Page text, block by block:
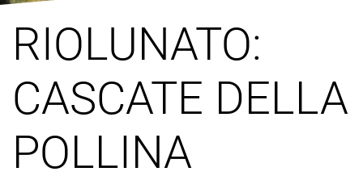
RIOLUNATO:
CASCATE DELLA
POLLINA